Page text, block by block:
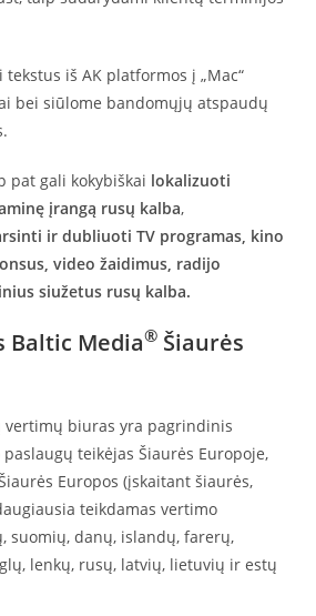
iš AK platformos į „Mac“
bei siūlome bandomųjų atspaudų
pat gali kokybiškai lokalizuoti
įrangą rusų kalba,
ir dubliuoti TV programas, kino
video žaidimus, radijo
siužetus rusų kalba.
Baltic Media® Šiaurės
vertimų biuras yra pagrindinis
teikėjas Šiaurės Europoje,
Europos (įskaitant šiaurės,
teikdamas vertimo
suomių, danų, islandų, farerų,
lenkų, rusų, latvių, lietuvių ir estų